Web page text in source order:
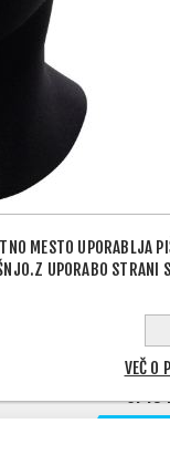
OPIS
MESTO UPORABLJA
UPORABO STRANI
VEČ O